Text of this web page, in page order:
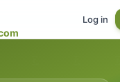
Log in